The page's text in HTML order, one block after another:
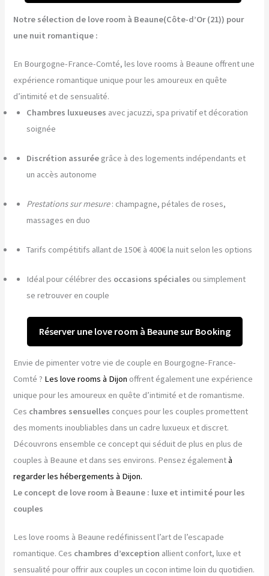
Notre sélection de love room à Beaune(Côte-d’Or (21)) pour
une nuit romantique :
En Bourgogne-France-Comté, les love rooms à Beaune offrent une
expérience romantique unique pour les amoureux en quête
d’intimité et de sensualité.
Chambres luxueuses avec jacuzzi, spa privatif et décoration
soignée
Discrétion assurée grâce à des logements indépendants et
un accès autonome
Prestations sur mesure: champagne, pétales de roses,
massages en duo
Tarifs compétitifs allant de 150€ à 400€ la nuit selon les options
Idéal pour célébrer des occasions spéciales ou simplement
se retrouver en couple
Réserver une love room à Beaune sur Booking
Envie de pimenter votre vie de couple en Bourgogne-France-
Comté ? Les love rooms à Dijon offrent également une expérience
unique pour les amoureux en quête d’intimité et de romantisme.
Ces chambres sensuelles conçues pour les couples promettent
des moments inoubliables dans un cadre luxueux et discret.
Découvrons ensemble ce concept qui séduit de plus en plus de
couples à Beaune et dans ses environs. Pensez égalementà
regarder les hébergements à Dijon.
Le concept de love room à Beaune : luxe et intimité pour les
couples
Les love rooms à Beaune redéfinissent l’art de l’escapade
romantique. Ces chambres d’exception allient confort, luxe et
sensualité pour offrir aux couples un cocon intime loin du quotidien.